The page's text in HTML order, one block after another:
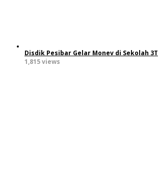
Disdik Pesibar Gelar Monev di Sekolah 3T
1,815 views